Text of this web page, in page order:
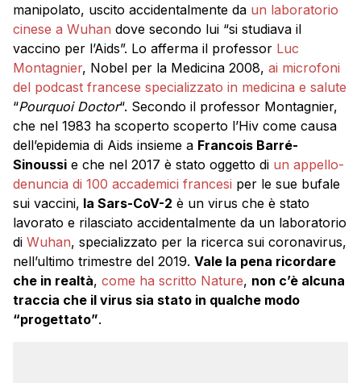
manipolato, uscito accidentalmente da un laboratorio
cinese a Wuhan dove secondo lui “si studiava il
vaccino per l’Aids”. Lo afferma il professor Luc
Montagnier, Nobel per la Medicina 2008, ai microfoni
del podcast francese specializzato in medicina e salute
“Pourquoi Doctor“. Secondo il professor Montagnier,
che nel 1983 ha scoperto scoperto l’Hiv come causa
dell’epidemia di Aids insieme a Francois Barré-
Sinoussi e che nel 2017 è stato oggetto di un appello-
denuncia di 100 accademici francesi per le sue bufale
sui vaccini, la Sars-CoV-2 è un virus che è stato
lavorato e rilasciato accidentalmente da un laboratorio
di Wuhan, specializzato per la ricerca sui coronavirus,
nell’ultimo trimestre del 2019. Vale la pena ricordare
che in realtà, come ha scritto Nature, non c’è alcuna
traccia che il virus sia stato in qualche modo
“progettato”.